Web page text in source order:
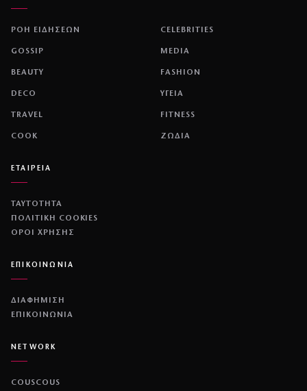
ΡΟΗ ΕΙΔΗΣΕΩΝ CELEBRITIES
GOSSIP MEDIA
BEAUTY FASHION
DECO ΥΓΕΙΑ
TRAVEL FITNESS
COOK ΖΩΔΙΑ
ΕΤΑΙΡΕΙΑ
ΤΑΥΤΟΤΗΤΑ
ΠΟΛΙΤΙΚΉ COOKIES
ΌΡΟΙ ΧΡΉΣΗΣ
ΕΠΙΚΟΙΝΩΝΙΑ
ΔΙΑΦΗΜΙΣΗ
ΕΠΙΚΟΙΝΩΝΙΑ
NETWORK
COUSCOUS